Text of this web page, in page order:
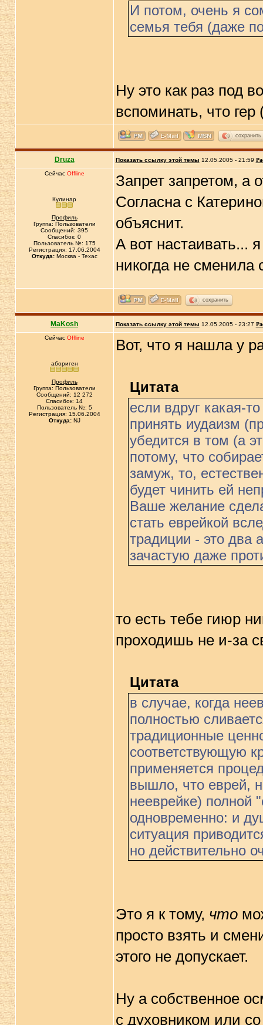
И потом, очень я
семья тебя (даже
Ну это как раз под
вспоминать, что
сохранить
Druza Показать ссылку этой темы 12.05.2005 - 21:59
Сейчас Offline
Кулинар
Профиль
Группа: Пользователи
Сообщений: 395
Спасибок: 0
Пользователь №: 175
Регистрация: 17.06.2004
Откуда:Москва - Техас
Запрет запретом, а
Согласна с
объяснит.
А вот настаивать...
никогда не
сохранить
MaKosh Показать ссылку этой темы 12.05.2005 - 23:27
Сейчас Offline
абориген
Профиль
Группа: Пользователи
Сообщений: 12 272
Спасибок: 14
Пользователь №: 5
Регистрация: 15.06.2004
Откуда:NJ
Вот, что я нашла у
Цитата
если вдруг какая-
принять иудаизм
убедится в том (а
потому, что
замуж, то,
будет чинить ей
Ваше желание
стать еврейкой
традиции - это два
зачастую даже
то есть тебе гиюр
проходишь не и-за
Цитата
в случае, когда
полностью
традиционные
соответствующую
применяется
вышло, что еврей,
нееврейке) полной
одновременно: и
ситуация
но действительно
Это я к тому, что
просто взять и
этого не допускает.
Ну а собственное
с духовником или